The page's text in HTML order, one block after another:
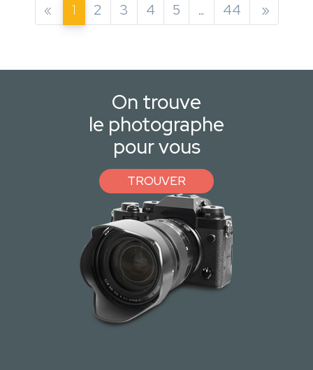
« 1 2 3 4 5 … 44 »
On trouve
le photographe
pour vous
TROUVER